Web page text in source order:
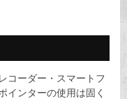
コーダー・スマートフ
インターの使用は固く